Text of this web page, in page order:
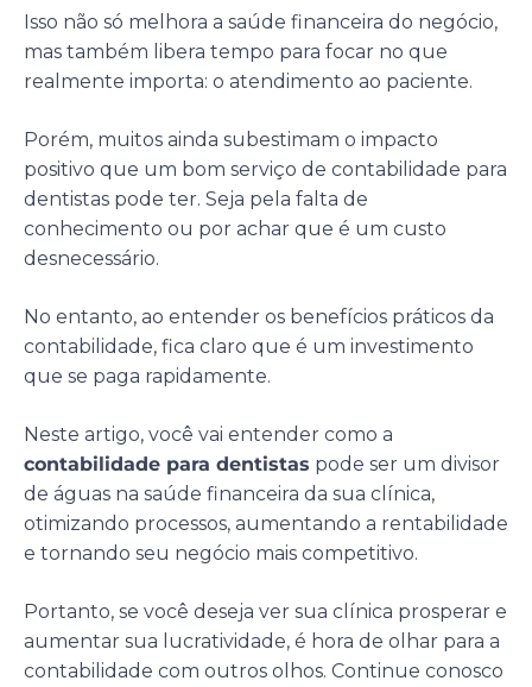
Isso não só melhora a saúde financeira do negócio,
mas também libera tempo para focar no que
realmente importa: o atendimento ao paciente.
Porém, muitos ainda subestimam o impacto
positivo que um bom serviço de contabilidade para
dentistas pode ter. Seja pela falta de
conhecimento ou por achar que é um custo
desnecessário.
No entanto, ao entender os benefícios práticos da
contabilidade, fica claro que é um investimento
que se paga rapidamente.
Neste artigo, você vai entender como a
contabilidade para dentistas pode ser um divisor
de águas na saúde financeira da sua clínica,
otimizando processos, aumentando a rentabilidade
e tornando seu negócio mais competitivo.
Portanto, se você deseja ver sua clínica prosperar e
aumentar sua lucratividade, é hora de olhar para a
contabilidade com outros olhos. Continue conosco